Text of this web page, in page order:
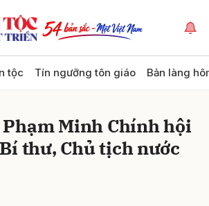
tộc Tín ngưỡng tôn giáo Bản làng
Minh Chính hội
thư, Chủ tịch nước